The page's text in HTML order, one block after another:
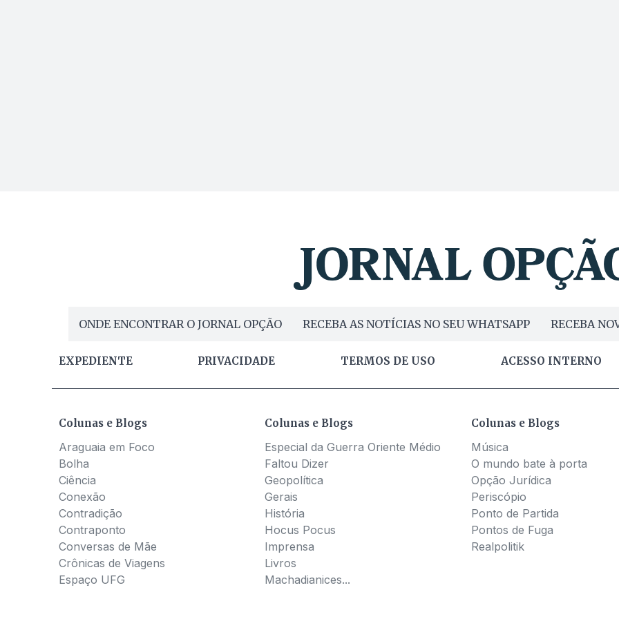
ONDE ENCONTRAR O JORNAL OPÇÃO RECEBA AS NOTÍCIAS NO SEU WHATSAPP RECEBA
EXPEDIENTE PRIVACIDADE TERMOS DE USO ACESSO INTERNO
Colunas e Blogs
Araguaia em Foco
Bolha
Ciência
Conexão
Contradição
Contraponto
Conversas de Mãe
Crônicas de Viagens
Espaço UFG
Colunas e Blogs
Especial da Guerra Oriente Médio
Faltou Dizer
Geopolítica
Gerais
História
Hocus Pocus
Imprensa
Livros
Machadianices...
Colunas e Blogs
Música
O mundo bate à porta
Opção Jurídica
Periscópio
Ponto de Partida
Pontos de Fuga
Realpolitik